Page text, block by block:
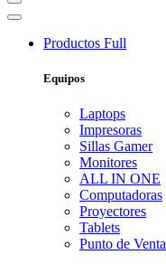
Productos Full
Equipos
Laptops
Impresoras
Sillas Gamer
Monitores
ALL IN ONE
Computadoras
Proyectores
Tablets
Punto de Venta